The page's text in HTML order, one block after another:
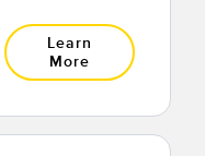
Learn
More